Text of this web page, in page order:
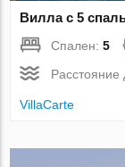
Вилла с 5
Спален:5
VillaСarte